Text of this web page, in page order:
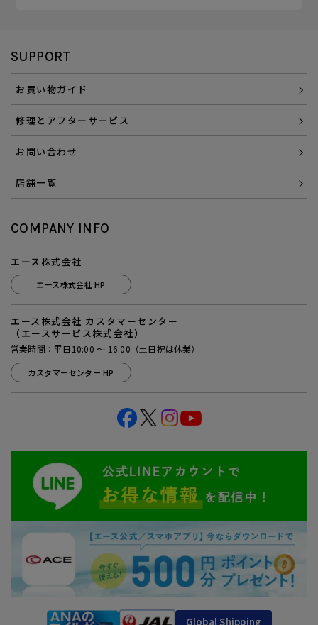
SUPPORT
お買い物ガイド
修理とアフターサービス
お問い合わせ
店舗一覧
COMPANY INFO
エース株式会社
エース株式会社 HP
エース株式会社 カスタマーセンター
（エースサービス株式会社）
営業時間：平日10:00 ～ 16:00（土日祝は休業）
カスタマーセンター HP
Global Shipping